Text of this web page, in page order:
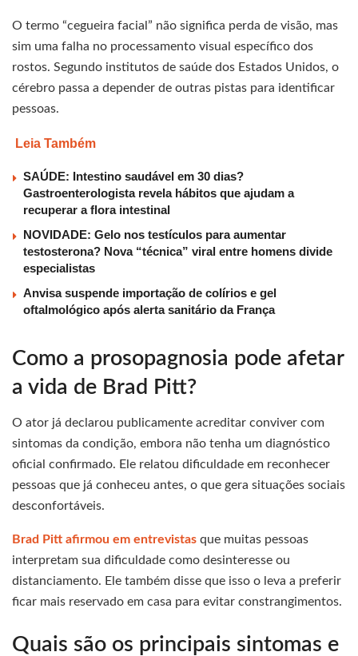
O termo “cegueira facial” não significa perda de visão, mas
sim uma falha no processamento visual específico dos
rostos. Segundo institutos de saúde dos Estados Unidos, o
cérebro passa a depender de outras pistas para identificar
pessoas.
Leia Também
SAÚDE: Intestino saudável em 30 dias?
Gastroenterologista revela hábitos que ajudam a
recuperar a flora intestinal
NOVIDADE: Gelo nos testículos para aumentar
testosterona? Nova “técnica” viral entre homens divide
especialistas
Anvisa suspende importação de colírios e gel
oftalmológico após alerta sanitário da França
Como a prosopagnosia pode afetar
a vida de Brad Pitt?
O ator já declarou publicamente acreditar conviver com
sintomas da condição, embora não tenha um diagnóstico
oficial confirmado. Ele relatou dificuldade em reconhecer
pessoas que já conheceu antes, o que gera situações sociais
desconfortáveis.
Brad Pitt afirmou em entrevistas que muitas pessoas
interpretam sua dificuldade como desinteresse ou
distanciamento. Ele também disse que isso o leva a preferir
ficar mais reservado em casa para evitar constrangimentos.
Quais são os principais sintomas e